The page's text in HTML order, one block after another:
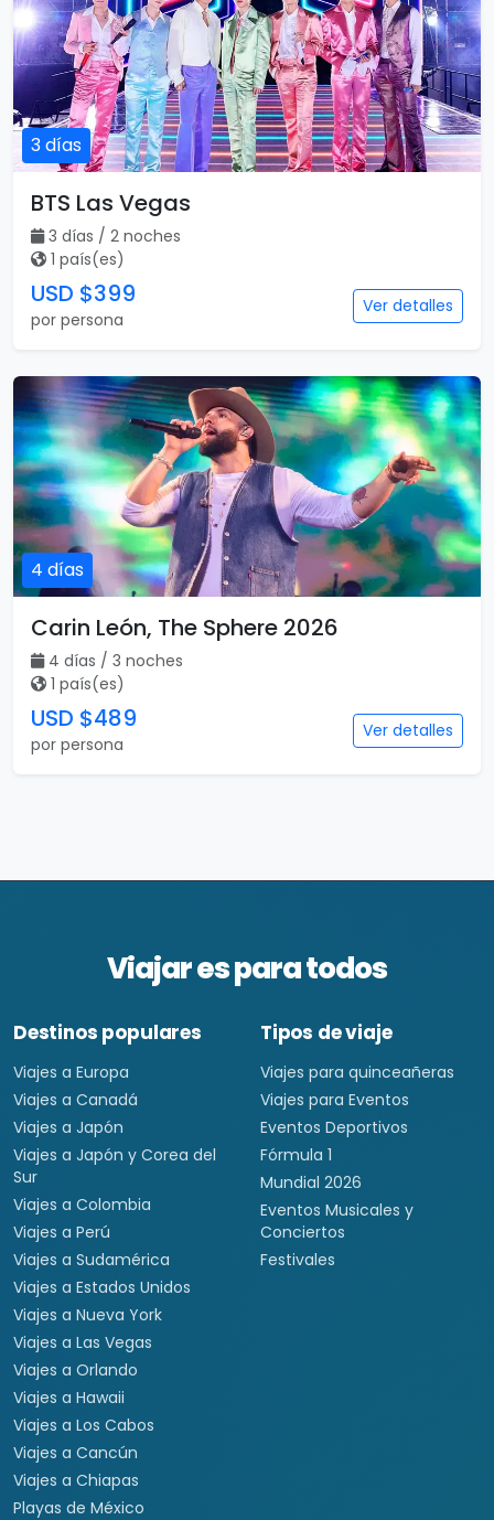
3 días
BTS Las Vegas
3 días / 2 noches
1 país(es)
USD $399
por persona
Ver detalles
4 días
Carin León, The Sphere 2026
4 días / 3 noches
1 país(es)
USD $489
por persona
Ver detalles
Viajar es para todos
Destinos populares
Viajes a Europa
Viajes a Canadá
Viajes a Japón
Viajes a Japón y Corea del
Sur
Viajes a Colombia
Viajes a Perú
Viajes a Sudamérica
Viajes a Estados Unidos
Viajes a Nueva York
Viajes a Las Vegas
Viajes a Orlando
Viajes a Hawaii
Viajes a Los Cabos
Viajes a Cancún
Viajes a Chiapas
Playas de México
Tipos de viaje
Viajes para quinceañeras
Viajes para Eventos
Eventos Deportivos
Fórmula 1
Mundial 2026
Eventos Musicales y
Conciertos
Festivales